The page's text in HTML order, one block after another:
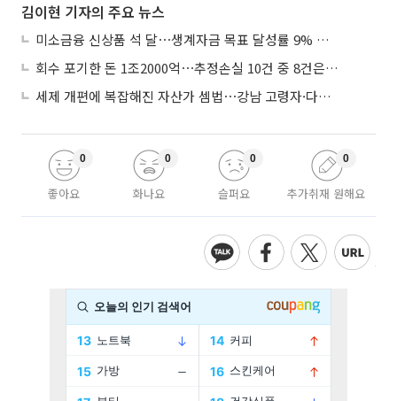
김이현 기자의 주요 뉴스
미소금융 신상품 석 달⋯생계자금 목표 달성률 9% 그쳐
회수 포기한 돈 1조2000억⋯추정손실 10건 중 8건은 기업대출
세제 개편에 복잡해진 자산가 셈법⋯강남 고령자·다주택자 ‘자산재편 고심’
좋아요
0
화나요
0
슬퍼요
0
추가취재 원해요
0